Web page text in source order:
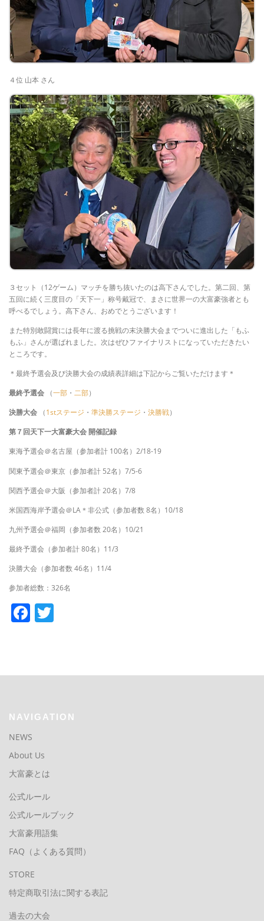
４位 山本 さん
３セット（12ゲーム）マッチを勝ち抜いたのは高下さんでした。第二回、第
五回に続く三度目の「天下一」称号戴冠で、まさに世界一の大富豪強者とも
呼べるでしょう。高下さん、おめでとうございます！
また特別敢闘賞には長年に渡る挑戦の末決勝大会までついに進出した「もふ
もふ」さんが選ばれました。次はぜひファイナリストになっていただきたい
ところです。
＊最終予選会及び決勝大会の成績表詳細は下記からご覧いただけます＊
最終予選会 （一部 ・ 二部）
決勝大会 （1stステージ ・ 準決勝ステージ ・ 決勝戦）
第７回天下一大富豪大会 開催記録
東海予選会＠名古屋（参加者計 100名）2/18-19
関東予選会＠東京（参加者計 52名）7/5-6
関西予選会＠大阪（参加者計 20名）7/8
米国西海岸予選会＠LA＊非公式（参加者数 8名）10/18
九州予選会＠福岡（参加者数 20名）10/21
最終予選会（参加者計 80名）11/3
決勝大会（参加者数 46名）11/4
参加者総数：326名
Facebook
NAVIGATION
NEWS
About Us
大富豪とは
公式ルール
公式ルールブック
大富豪用語集
FAQ（よくある質問）
STORE
特定商取引法に関する表記
過去の大会